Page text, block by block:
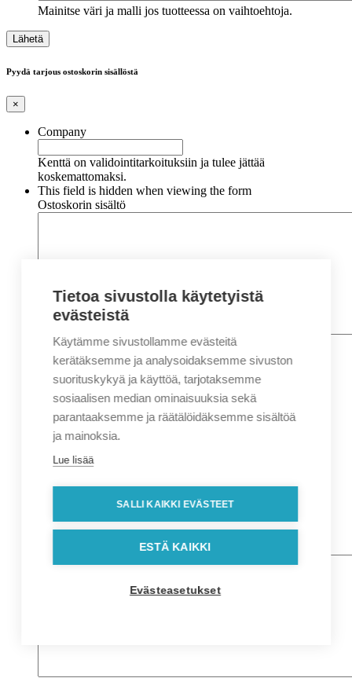
Mainitse väri ja malli jos tuotteessa on vaihtoehtoja.
Pyydä tarjous ostoskorin sisällöstä
×
Company
Kenttä on validointitarkoituksiin ja tulee jättää
koskemattomaksi.
This field is hidden when viewing the form
Ostoskorin sisältö
Nimi*
Etunimi
Sukunimi
Sähköposti*
Puhelin*
Osoitetiedot
Lähiosoite
Postinumero
Tietoa sivustolla käytetyistä
evästeistä
Käytämme sivustollamme evästeitä
kerätäksemme ja analysoidaksemme sivuston
suorituskykyä ja käyttöä, tarjotaksemme
sosiaalisen median ominaisuuksia sekä
parantaaksemme ja räätälöidäksemme sisältöä
ja mainoksia.
Lue lisää
SALLI KAIKKI EVÄSTEET
ESTÄ KAIKKI
Evästeasetukset